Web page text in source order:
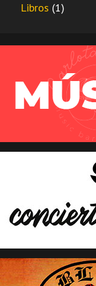
Libros (1)